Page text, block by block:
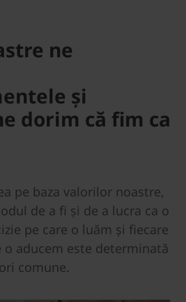
ne
și
dorim că fim ca
pe baza valorilor noastre,
de a fi și de a lucra ca o
pe care o luăm și fiecare
aducem este determinată
comune.